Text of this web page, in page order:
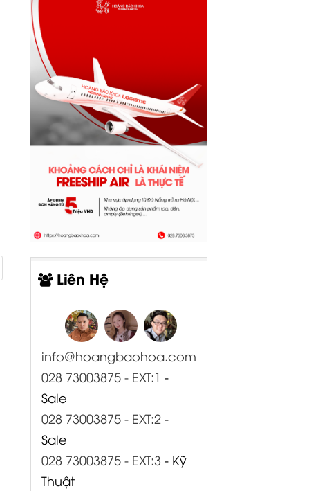
CP05-00519-
000 Bo Input
B1500XP
Behringer
000 Bo Input
B1800XP
Behringer
Liên Hệ
info@hoangbaohoa.com
028 73003875 - EXT:1 -
Sale
028 73003875 - EXT:2 -
Sale
028 73003875 - EXT:3 - Kỹ
Thuật